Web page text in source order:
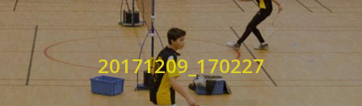
20171209_170227